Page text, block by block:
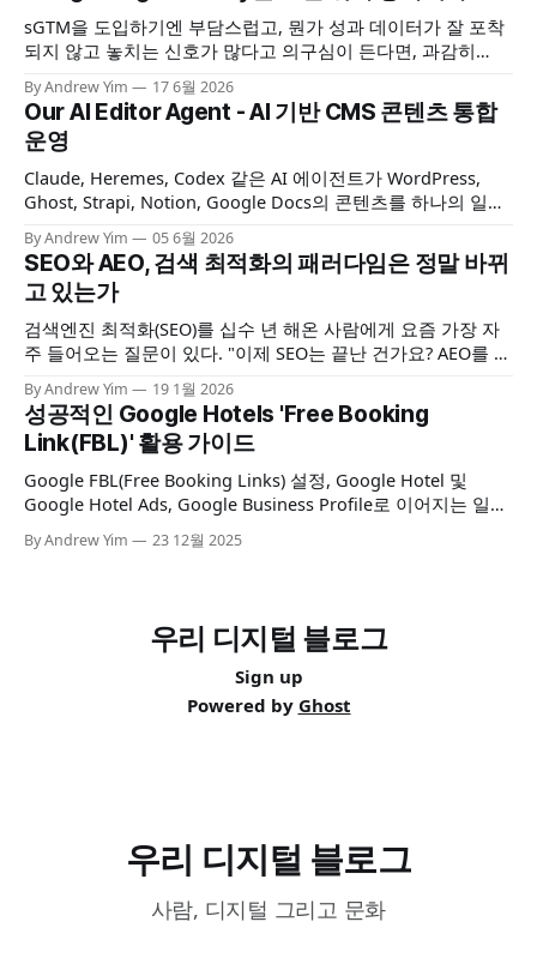
sGTM을 도입하기엔 부담스럽고, 뭔가 성과 데이터가 잘 포착
되지 않고 놓치는 신호가 많다고 의구심이 든다면, 과감히
Google Tag Gateway를 도입해보자. 포착되지 않는 데이터 신
호를 모두 해결할수 있는 건 아니지만, 3자 쿠키 제한이나 광고
차단 앱 등을 통해 놓치던 사용자 액션을 어느 정도는 복구할
수 있을 것이다.
By Andrew Yim 17 6월 2026
Our AI Editor Agent - AI 기반 CMS 콘텐츠 통합
운영
Claude, Heremes, Codex 같은 AI 에이전트가 WordPress,
Ghost, Strapi, Notion, Google Docs의 콘텐츠를 하나의 일관
된 방식으로 읽고, 작성하고, 발행·관리할 수 있게 해 주는 멀티
CMS 콘텐츠 운영 툴킷을 소개합니다.
By Andrew Yim 05 6월 2026
SEO와 AEO, 검색 최적화의 패러다임은 정말 바뀌
고 있는가
검색엔진 최적화(SEO)를 십수 년 해온 사람에게 요즘 가장 자
주 들어오는 질문이 있다. "이제 SEO는 끝난 건가요? AEO를 해
야 하나요?" 이 질문이 재미있는 건, 구조가 익숙하기 때문이
다. 10년 전에도 "SEO는 죽었나요?"라는 질문을 받았다. 5년
전에도. 그리고 지금도. 매번 새로운 이름표만 바뀔 뿐, 질문의
뼈대는
By Andrew Yim 19 1월 2026
성공적인 Google Hotels 'Free Booking
Link(FBL)' 활용 가이드
Google FBL(Free Booking Links) 설정, Google Hotel 및
Google Hotel Ads, Google Business Profile로 이어지는 일련
의 통합 관리 체계(Governance) 구축 및 필수 기술 요건 점검
By Andrew Yim 23 12월 2025
우리 디지털 블로그
Sign up
Powered by Ghost
우리 디지털 블로그
사람, 디지털 그리고 문화